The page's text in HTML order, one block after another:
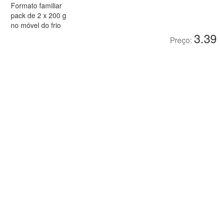
Formato familiar
pack de 2 x 200 g
no móvel do frio
Preço: 3.39